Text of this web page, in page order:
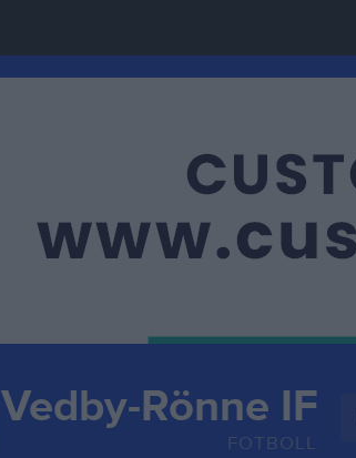
Vedby-Rönne IF
FOTBOLL